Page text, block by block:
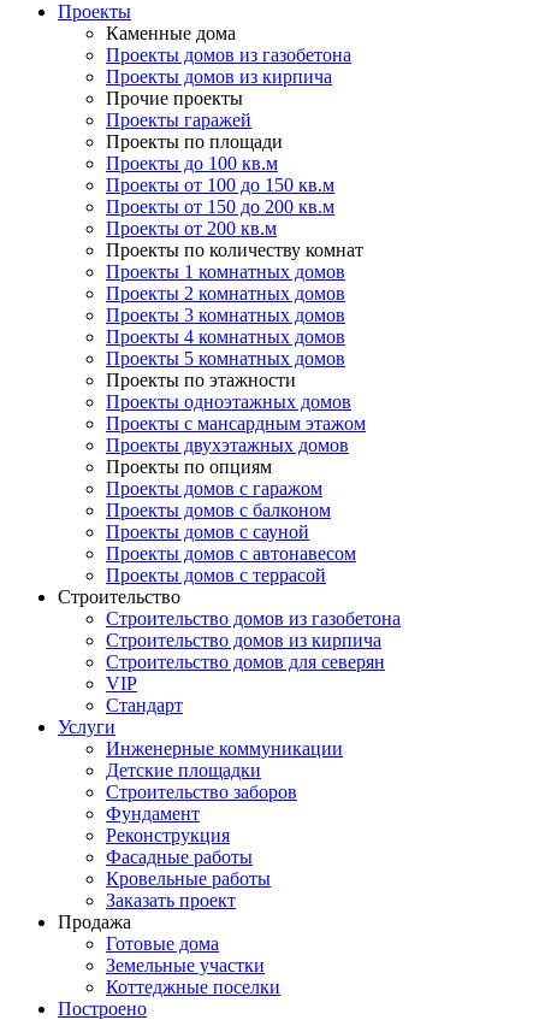
Проекты
Каменные дома
Проекты домов из газобетона
Проекты домов из кирпича
Прочие проекты
Проекты гаражей
Проекты по площади
Проекты до 100 кв.м
Проекты от 100 до 150 кв.м
Проекты от 150 до 200 кв.м
Проекты от 200 кв.м
Проекты по количеству комнат
Проекты 1 комнатных домов
Проекты 2 комнатных домов
Проекты 3 комнатных домов
Проекты 4 комнатных домов
Проекты 5 комнатных домов
Проекты по этажности
Проекты одноэтажных домов
Проекты с мансардным этажом
Проекты двухэтажных домов
Проекты по опциям
Проекты домов с гаражом
Проекты домов с балконом
Проекты домов с сауной
Проекты домов с автонавесом
Проекты домов с террасой
Строительство
Строительство домов из газобетона
Строительство домов из кирпича
Строительство домов для северян
VIP
Стандарт
Услуги
Инженерные коммуникации
Детские площадки
Строительство заборов
Фундамент
Реконструкция
Фасадные работы
Кровельные работы
Заказать проект
Продажа
Готовые дома
Земельные участки
Коттеджные поселки
Построено